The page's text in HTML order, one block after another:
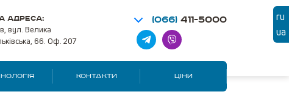
ru
ua
АДРЕСА:
вул. Велика
66. Оф. 207
(066) 411-5000
КОНТАКТИ ЦІНИ